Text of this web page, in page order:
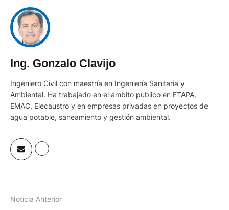
Ing. Gonzalo Clavijo
Ingeniero Civil con maestría en Ingeniería Sanitaria y
Ambiental. Ha trabajado en el ámbito público en ETAPA,
EMAC, Elecaustro y en empresas privadas en proyectos de
agua potable, saneamiento y gestión ambiental.
Noticia Anterior